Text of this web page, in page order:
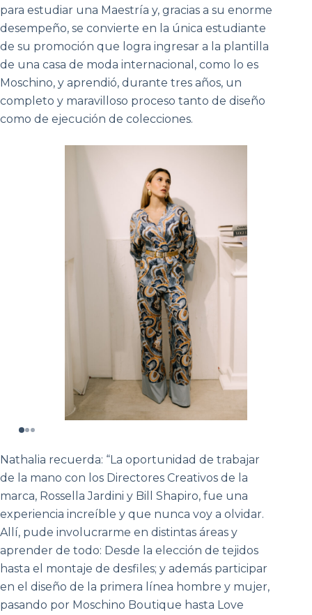
para estudiar una Maestría y, gracias a su enorme
desempeño, se convierte en la única estudiante
de su promoción que logra ingresar a la plantilla
de una casa de moda internacional, como lo es
Moschino, y aprendió, durante tres años, un
completo y maravilloso proceso tanto de diseño
como de ejecución de colecciones.
Nathalia recuerda: “La oportunidad de trabajar
de la mano con los Directores Creativos de la
marca, Rossella Jardini y Bill Shapiro, fue una
experiencia increíble y que nunca voy a olvidar.
Allí, pude involucrarme en distintas áreas y
aprender de todo: Desde la elección de tejidos
hasta el montaje de desfiles; y además participar
en el diseño de la primera línea hombre y mujer,
pasando por Moschino Boutique hasta Love